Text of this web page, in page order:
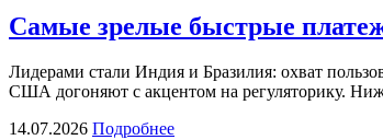
Самые зрелые быстрые
Лидерами стали Индия и Бразилия: охват
США догоняют с акцентом на регуляторику.
14.07.2026 Подробнее